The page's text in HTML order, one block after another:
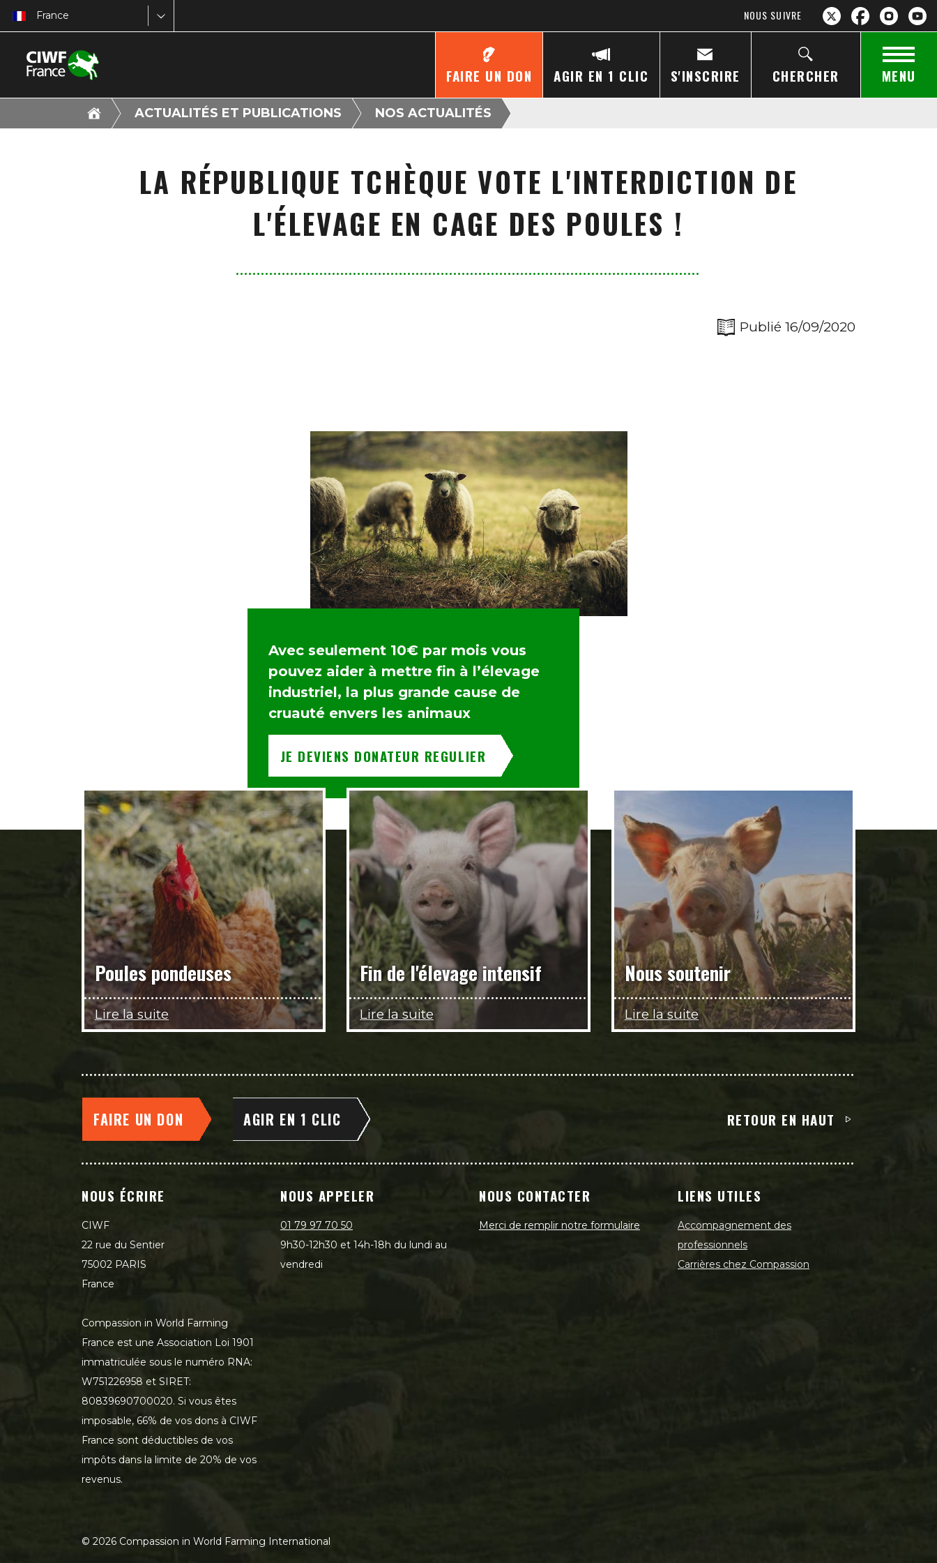
France NOUS SUIVRE
FAIRE UN DON AGIR EN 1 CLIC S'INSCRIRE CHERCHER MENU
ACTUALITÉS ET PUBLICATIONS NOS ACTUALITÉS
LA RÉPUBLIQUE TCHÈQUE VOTE L'INTERDICTION DE
L'ÉLEVAGE EN CAGE DES POULES !
Publié 16/09/2020
Avec seulement 10€ par mois vous
pouvez aider à mettre fin à l’élevage
industriel, la plus grande cause de
cruauté envers les animaux
JE DEVIENS DONATEUR REGULIER
Poules pondeuses
Lire la suite
Fin de l'élevage intensif
Lire la suite
Nous soutenir
Lire la suite
FAIRE UN DON AGIR EN 1 CLIC RETOUR EN HAUT
NOUS ÉCRIRE
CIWF
22 rue du Sentier
75002 PARIS
France
Compassion in World Farming
France est une Association Loi 1901
immatriculée sous le numéro RNA:
W751226958 et SIRET:
80839690700020. Si vous êtes
imposable, 66% de vos dons à CIWF
France sont déductibles de vos
impôts dans la limite de 20% de vos
revenus.
NOUS APPELER
01 79 97 70 50
9h30-12h30 et 14h-18h du lundi au
vendredi
NOUS CONTACTER
Merci de remplir notre formulaire
LIENS UTILES
Accompagnement des
professionnels
Carrières chez Compassion
© 2026 Compassion in World Farming International